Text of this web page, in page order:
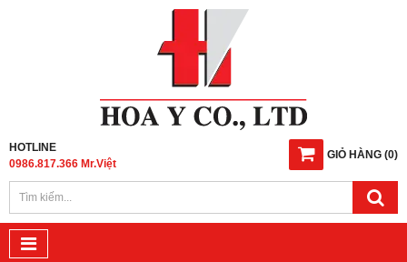
GIỎ HÀNG (0)
HOTLINE
0986.817.366 Mr.Việt